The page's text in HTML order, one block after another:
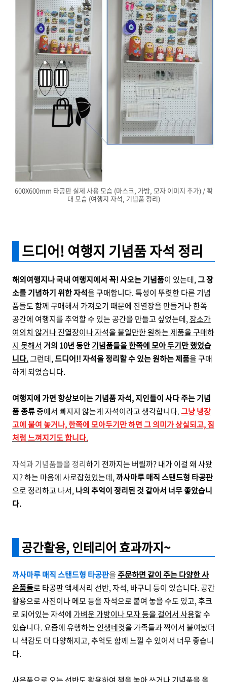
600X600mm 타공판 실제 사용 모습 (마스크, 가방, 모자 이미지 추가) / 확
대 모습 (여행지 자석, 기념품 정리)
드디어! 여행지 기념품 자석 정리
해외여행지나 국내 여행지에서 꼭! 사오는 기념품이 있는데,그 장
소를 기념하기 위한 자석을 구매합니다. 특성이 뚜렷한 다른 기념
품들도 함께 구매해서 가져오기 때문에 진열장을 만들거나 한쪽
공간에 여행지를 추억할 수 있는 공간을 만들고 싶었는데,장소가
여의치 않거나 진열장이나 자석을 붙일만한 원하는 제품을 구매하
지 못해서 거의 10년 동안기념품들을 한쪽에 모아 두기만 했었습
니다.그런데,드디어!! 자석을 정리할 수 있는 원하는 제품을 구매
하게 되었습니다.
여행지에 가면 항상보이는 기념품 자석, 지인들이 사다 주는 기념
품 종류중에서 빠지지 않는게 자석이라고 생각합니다.그냥 냉장
고에 붙여 놓거나, 한쪽에 모아두기만 하면 그 의미가 상실되고, 짐
처럼 느껴지기도 합니다.
자석과 기념품들을 정리하기 전까지는 버릴까? 내가 이걸 왜 사왔
지? 하는 마음에 사로잡혔었는데,까사마루 매직 스탠드형 타공판
으로 정리하고 나서,나의 추억이 정리된 것 같아서 너무 좋았습니
다.
공간활용, 인테리어 효과까지~
까사마루 매직 스탠드형 타공판을주문하면 같이 주는다양한 사
은품들로 타공판 액세서리 선반, 자석, 바구니 등이 있습니다. 공간
활용으로 사진이나 메모 등을 자석으로 붙여 놓을 수도 있고, 후크
로 되어있는 자석에 가벼운 가방이나 모자 등을 걸어서 사용할 수
있습니다. 요즘에 유행하는 인생네컷을 가족들과 찍어서 붙여놨더
니 색감도 더 다양해지고, 추억도 함께 느낄 수 있어서 너무 좋습니
다.